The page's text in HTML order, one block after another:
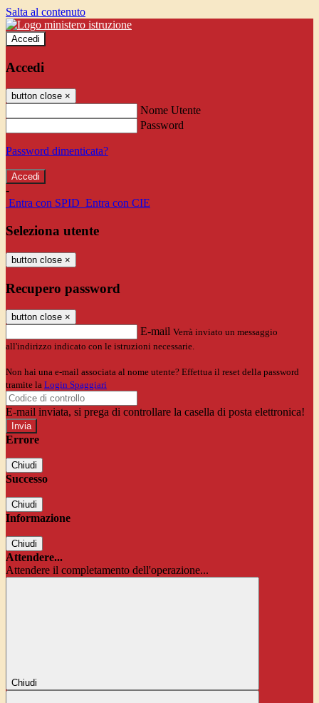
Salta al contenuto
Accedi
Accedi
button close ×
Nome Utente
Password
Password dimenticata?
-
Entra con SPID Entra con CIE
Seleziona utente
button close ×
Recupero password
button close ×
E-mail Verrà inviato un messaggio
all'indirizzo indicato con le istruzioni necessarie.
Non hai una e-mail associata al nome utente? Effettua il reset della password
tramite la Login Spaggiari
E-mail inviata, si prega di controllare la casella di posta elettronica!
Errore
Chiudi
Successo
Chiudi
Informazione
Chiudi
Attendere...
Attendere il completamento dell'operazione...
Chiudi